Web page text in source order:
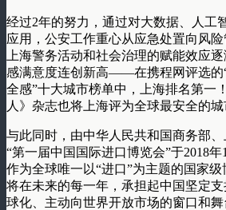
经过2年的努力，通过对大数据、人工
应用，公安工作重心从应急处置向风
上海警务活动和社会治理的赋能效应
感满意度连创新高——在携程网评选的
全感”十大城市榜单中，上海排名第一
人》杂志也将上海评为全球最安全的城
与此同时，由中华人民共和国商务部
“第一届中国国际进口博览会”于2018年
作为全球唯一以“进口”为主题的国家
将在未来的每一年，承担起中国坚定
球化、主动向世界开放市场的窗口和